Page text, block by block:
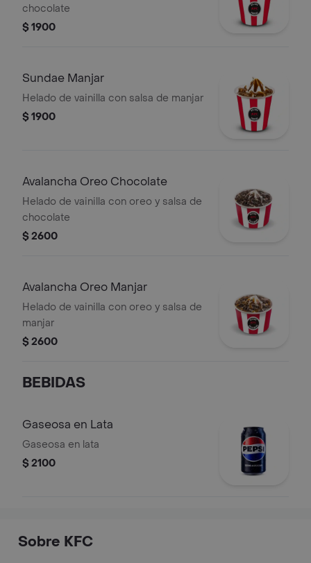
chocolate
$ 1900
Sundae Manjar
Helado de vainilla con salsa de manjar
$ 1900
Avalancha Oreo Chocolate
Helado de vainilla con oreo y salsa de
chocolate
$ 2600
Avalancha Oreo Manjar
Helado de vainilla con oreo y salsa de
manjar
$ 2600
BEBIDAS
Gaseosa en Lata
Gaseosa en lata
$ 2100
Sobre KFC